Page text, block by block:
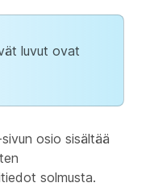
luvut ovat
osio sisältää
solmusta.